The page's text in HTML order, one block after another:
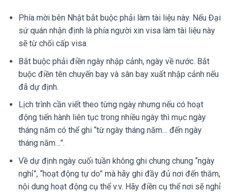
Phía mời bên Nhật bắt buộc phải làm tài liệu này. Nếu Đại
sứ quán nhận định là phía người xin visa làm tài liệu này
sẽ từ chối cấp visa.
Bắt buộc phải điền ngày nhập cảnh, ngày về nước. Bắt
buộc điền tên chuyến bay và sân bay xuất nhập cảnh nếu
đã dự định.
Lịch trình cần viết theo từng ngày nhưng nếu có hoạt
động tiến hành liên tục trong nhiều ngày thì mục ngày
tháng năm có thể ghi “từ ngày tháng năm… đến ngày
tháng năm…”.
Về dự định ngày cuối tuần không ghi chung chung “ngày
nghỉ”, “hoạt động tự do” mà hãy ghi đầy đủ nơi đến thăm,
nội dung hoạt động cụ thể v.v. Hãy điền cụ thể nơi sẽ nghỉ